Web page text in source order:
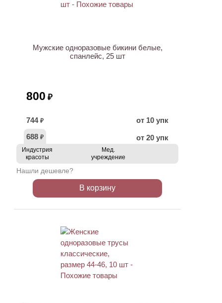
Мужские одноразовые бикини белые,
спанлейс, 25 шт
800 ₽
744 ₽
от 10 упк
688 ₽ от 20 упк
Индустрия
красоты
Мед.
учреждение
Нашли дешевле?
В корзину